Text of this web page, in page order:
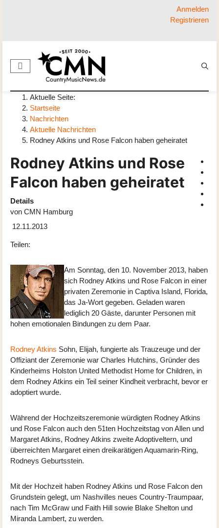
Anmelden
Registrieren
Aktuelle Seite:
Startseite
Nachrichten
Aktuelle Nachrichten
Rodney Atkins und Rose Falcon haben geheiratet
Rodney Atkins und Rose
Falcon haben geheiratet
Details
von CMN Hamburg
12.11.2013
Teilen:
Am Sonntag, den 10. November 2013, haben
sich Rodney Atkins und Rose Falcon in einer
privaten Zeremonie in Captiva Island, Florida,
das Ja-Wort gegeben. Geladen waren
lediglich 20 Gäste, darunter Personen mit
hohen emotionalen Bindungen zu dem Paar.
Rodney Atkins Sohn, Elijah, fungierte als Trauzeuge und der
Offiziant der Zeremonie war Charles Hutchins, Gründer des
Kinderheims Holston United Methodist Home for Children, in
dem Rodney Atkins ein Teil seiner Kindheit verbracht, bevor er
adoptiert wurde.
Während der Hochzeitszeremonie würdigten Rodney Atkins
und Rose Falcon auch den 51ten Hochzeitstag von Allen und
Margaret Atkins, Rodney Atkins zweite Adoptiveltern, und
überreichten Margaret einen dreikarätigen Aquamarin-Ring,
Rodneys Geburtsstein.
Mit der Hochzeit haben Rodney Atkins und Rose Falcon den
Grundstein gelegt, um Nashvilles neues Country-Traumpaar,
nach Tim McGraw und Faith Hill sowie Blake Shelton und
Miranda Lambert, zu werden.